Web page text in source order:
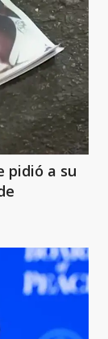
pidió a su